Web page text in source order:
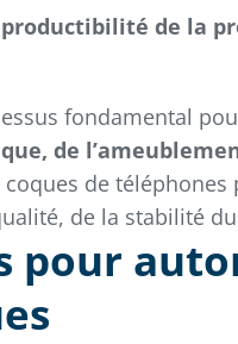
de la
fondamental
de
de
de la stabilité
pour